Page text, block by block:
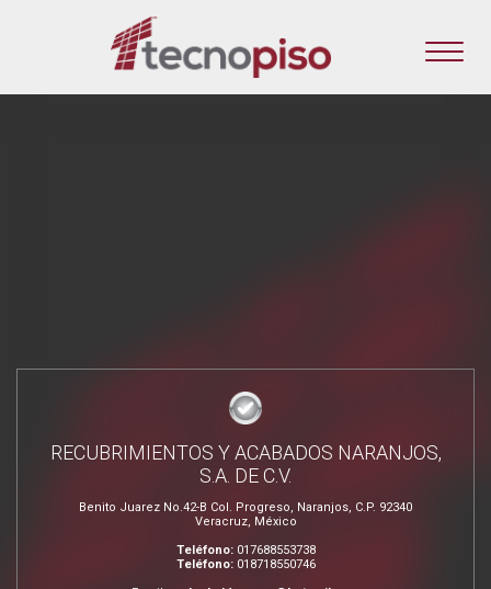
RECUBRIMIENTOS Y ACABADOS NARANJOS,
S.A. DE C.V.
Benito Juarez No.42-B Col. Progreso, Naranjos, C.P. 92340
Veracruz, México
Teléfono: 017688553738
Teléfono: 018718550746